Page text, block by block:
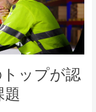
ップが認